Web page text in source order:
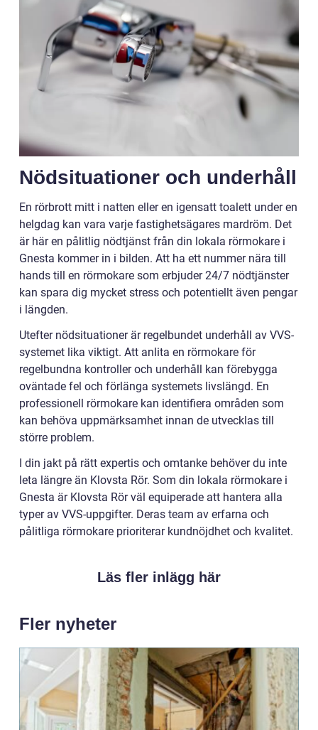
Nödsituationer och underhåll
En rörbrott mitt i natten eller en igensatt toalett under en
helgdag kan vara varje fastighetsägares mardröm. Det
är här en pålitlig nödtjänst från din lokala rörmokare i
Gnesta kommer in i bilden. Att ha ett nummer nära till
hands till en rörmokare som erbjuder 24/7 nödtjänster
kan spara dig mycket stress och potentiellt även pengar
i längden.
Utefter nödsituationer är regelbundet underhåll av VVS-
systemet lika viktigt. Att anlita en rörmokare för
regelbundna kontroller och underhåll kan förebygga
oväntade fel och förlänga systemets livslängd. En
professionell rörmokare kan identifiera områden som
kan behöva uppmärksamhet innan de utvecklas till
större problem.
I din jakt på rätt expertis och omtanke behöver du inte
leta längre än Klovsta Rör. Som din lokala rörmokare i
Gnesta är Klovsta Rör väl equiperade att hantera alla
typer av VVS-uppgifter. Deras team av erfarna och
pålitliga rörmokare prioriterar kundnöjdhet och kvalitet.
Läs fler inlägg här
Fler nyheter